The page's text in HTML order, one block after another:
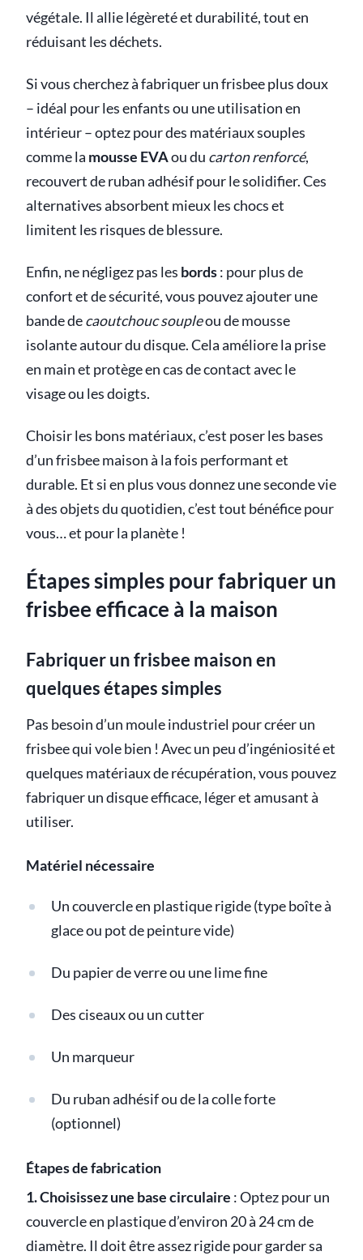
végétale. Il allie légèreté et durabilité, tout en
réduisant les déchets.
Si vous cherchez à fabriquer un frisbee plus doux
– idéal pour les enfants ou une utilisation en
intérieur – optez pour des matériaux souples
comme la mousse EVAou du carton renforcé,
recouvert de ruban adhésif pour le solidifier. Ces
alternatives absorbent mieux les chocs et
limitent les risques de blessure.
Enfin, ne négligez pas les bords: pour plus de
confort et de sécurité, vous pouvez ajouter une
bande decaoutchouc soupleou de mousse
isolante autour du disque. Cela améliore la prise
en main et protège en cas de contact avec le
visage ou les doigts.
Choisir les bons matériaux, c’est poser les bases
d’un frisbee maison à la fois performant et
durable. Et si en plus vous donnez une seconde vie
à des objets du quotidien, c’est tout bénéfice pour
vous… et pour la planète !
Étapes simples pour fabriquer un
frisbee efficace à la maison
Fabriquer un frisbee maison en
quelques étapes simples
Pas besoin d’un moule industriel pour créer un
frisbee qui vole bien ! Avec un peu d’ingéniosité et
quelques matériaux de récupération, vous pouvez
fabriquer un disque efficace, léger et amusant à
utiliser.
Matériel nécessaire
Un couvercle en plastique rigide (type boîte à
glace ou pot de peinture vide)
Du papier de verre ou une lime fine
Des ciseaux ou un cutter
Un marqueur
Du ruban adhésif ou de la colle forte
(optionnel)
Étapes de fabrication
1. Choisissez une base circulaire : Optez pour un
couvercle en plastique d’environ 20 à 24 cm de
diamètre. Il doit être assez rigide pour garder sa